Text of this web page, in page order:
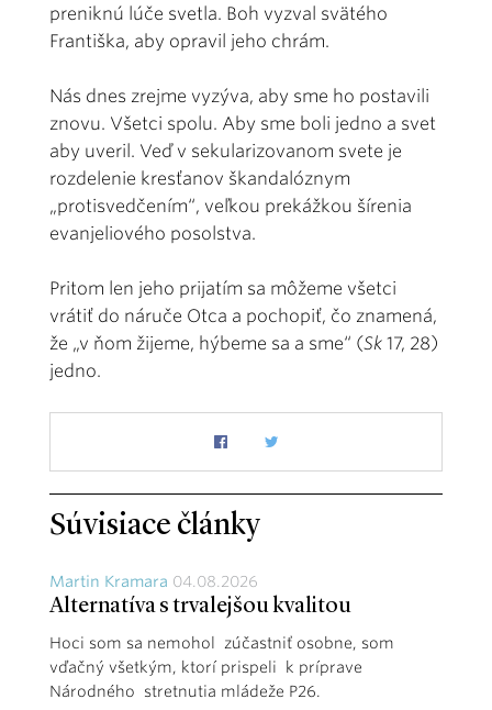
preniknú lúče svetla. Boh vyzval svätého
Františka, aby opravil jeho chrám.
Nás dnes zrejme vyzýva, aby sme ho postavili
znovu. Všetci spolu. Aby sme boli jedno a svet
aby uveril. Veď v sekularizovanom svete je
rozdelenie kresťanov škandalóznym
„protisvedčením“, veľkou prekážkou šírenia
evanjeliového posolstva.
Pritom len jeho prijatím sa môžeme všetci
vrátiť do náruče Otca a pochopiť, čo znamená,
že „v ňom žijeme, hýbeme sa a sme“ (Sk 17, 28)
jedno.
Súvisiace články
Martin Kramara 04.08.2026
Alternatíva s trvalejšou kvalitou
Hoci som sa nemohol zúčastniť osobne, som
vďačný všetkým, ktorí prispeli k príprave
Národného stretnutia mládeže P26.